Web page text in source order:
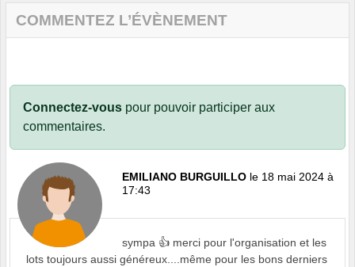
COMMENTEZ L’ÉVÈNEMENT
Connectez-vous pour pouvoir participer aux
commentaires.
EMILIANO BURGUILLO le 18 mai 2024 à
17:43
sympa 👍 merci pour l'organisation et les
lots toujours aussi généreux....même pour les bons derniers